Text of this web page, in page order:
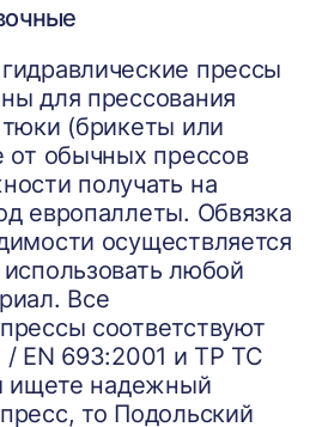
прессы
для прессования
(брикеты или
от обычных прессов
получать на
европаллеты. Обвязка
осуществляется
любой
Все
соответствуют
EN 693:2001 и ТР ТС
ищете надежный
то Подольский